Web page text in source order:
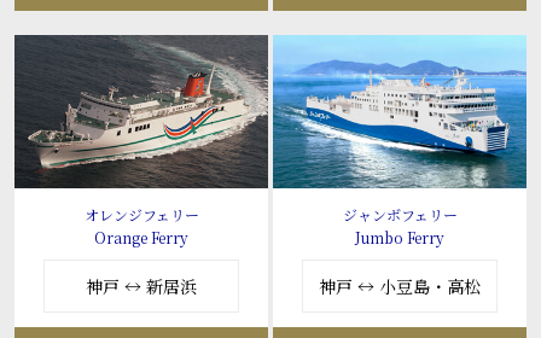
オレンジフェリー
Orange Ferry
神戸 ↔ 新居浜
ジャンボフェリー
Jumbo Ferry
神戸 ↔ 小豆島・高松